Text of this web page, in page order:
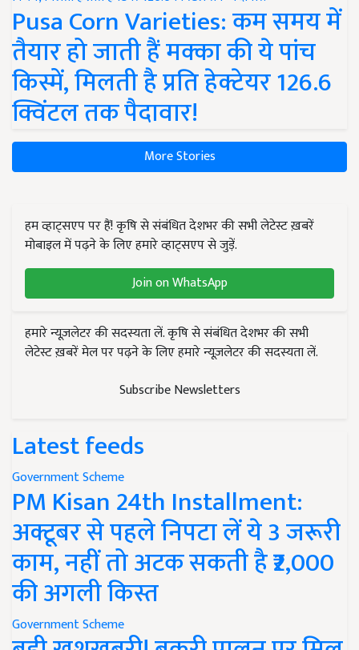
Pusa Corn Varieties: कम समय में
तैयार हो जाती हैं मक्का की ये पांच
किस्में, मिलती है प्रति हेक्टेयर 126.6
क्विंटल तक पैदावार!
More Stories
हम व्हाट्सएप पर हैं! कृषि से संबंधित देशभर की सभी लेटेस्ट ख़बरें
मोबाइल में पढ़ने के लिए हमारे व्हाट्सएप से जुड़ें.
Join on WhatsApp
हमारे न्यूज़लेटर की सदस्यता लें. कृषि से संबंधित देशभर की सभी
लेटेस्ट ख़बरें मेल पर पढ़ने के लिए हमारे न्यूज़लेटर की सदस्यता लें.
Subscribe Newsletters
Latest feeds
Government Scheme
PM Kisan 24th Installment:
अक्टूबर से पहले निपटा लें ये 3 जरूरी
काम, नहीं तो अटक सकती है ₹2,000
की अगली किस्त
Government Scheme